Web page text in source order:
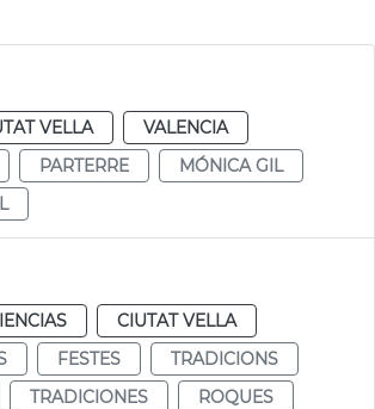
VELLA
VALENCIA
PARTERRE
MÓNICA GIL
CIUTAT VELLA
FESTES
TRADICIONS
TRADICIONES ROQUES